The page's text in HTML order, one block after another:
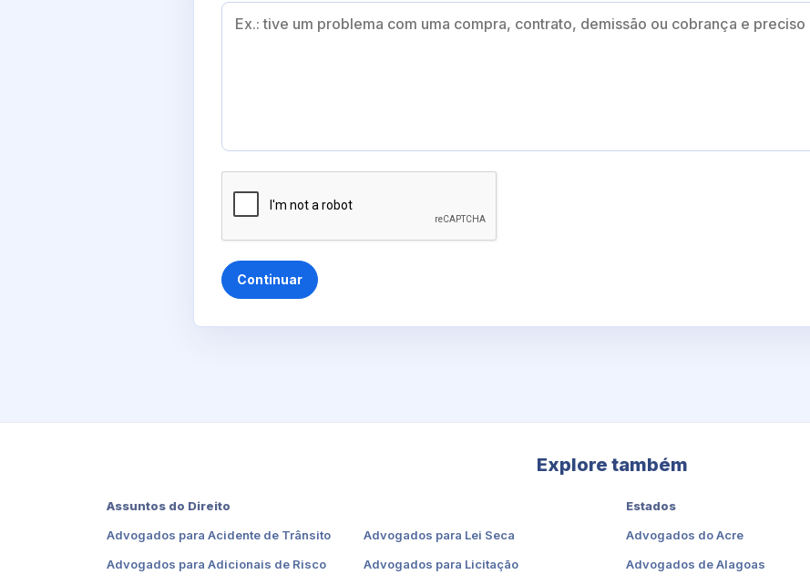
Continuar
Explore também
Assuntos do Direito
Advogados para Acidente de Trânsito
Advogados para Adicionais de Risco
Advogados para Lei Seca
Advogados para Licitação
Estados
Advogados do Acre
Advogados de Alagoas